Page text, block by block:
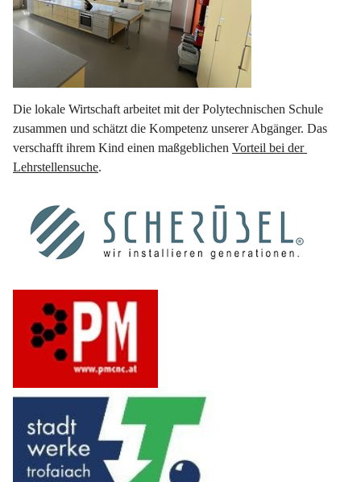
Die lokale Wirtschaft arbeitet mit der Polytechnischen Schule
zusammen und schätzt die Kompetenz unserer Abgänger. Das
verschafft ihrem Kind einen maßgeblichen Vorteil bei der
Lehrstellensuche.